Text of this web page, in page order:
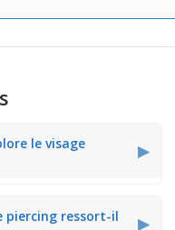
le visage
▶
touche de fraîcheur
piercing ressort-il
▶